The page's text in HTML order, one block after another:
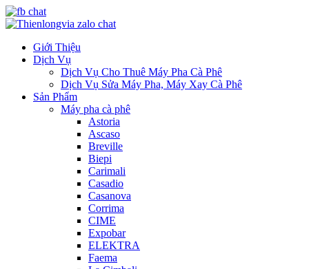
Giới Thiệu
Dịch Vụ
Dịch Vụ Cho Thuê Máy Pha Cà Phê
Dịch Vụ Sửa Máy Pha, Máy Xay Cà Phê
Sản Phẩm
Máy pha cà phê
Astoria
Ascaso
Breville
Biepi
Carimali
Casadio
Casanova
Corrima
CIME
Expobar
ELEKTRA
Faema